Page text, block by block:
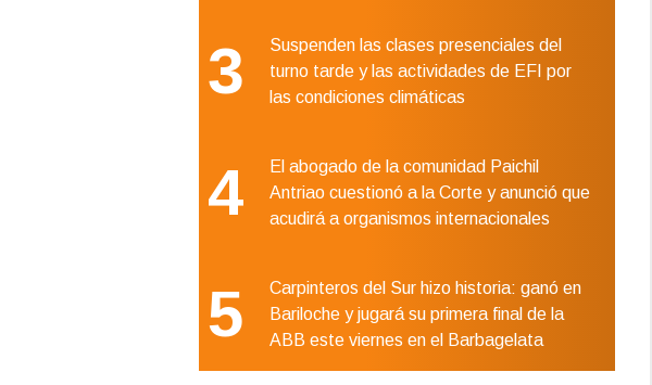
3
Suspenden las clases presenciales del
turno tarde y las actividades de EFI por
las condiciones climáticas
4
El abogado de la comunidad Paichil
Antriao cuestionó a la Corte y anunció que
acudirá a organismos internacionales
5
Carpinteros del Sur hizo historia: ganó en
Bariloche y jugará su primera final de la
ABB este viernes en el Barbagelata